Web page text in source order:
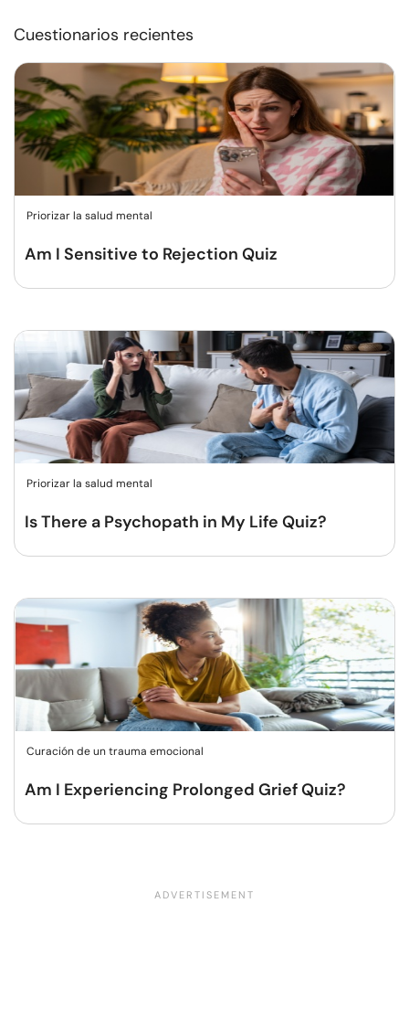
Cuestionarios recientes
Priorizar la salud mental
Am I Sensitive to Rejection Quiz
Priorizar la salud mental
Is There a Psychopath in My Life Quiz?
Curación de un trauma emocional
Am I Experiencing Prolonged Grief Quiz?